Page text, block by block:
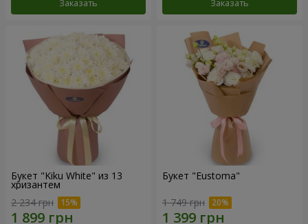
Заказать Заказать
Букет "Kiku White" из 13
хризантем
2 234 грн
Букет "Eustoma"
1 749 грн